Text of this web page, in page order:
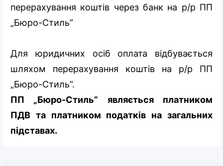
перерахування коштів через банк на р/р ПП
„Бюро-Стиль”
Для юридичних осіб оплата відбувається
шляхом перерахування коштів на р/р ПП
„Бюро-Стиль”.
ПП „Бюро-Стиль” являється платником
ПДВ та платником податків на загальних
підставах.